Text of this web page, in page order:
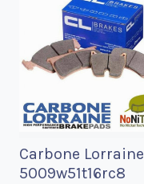
Carbone Lorraine
5009w51t16rc8